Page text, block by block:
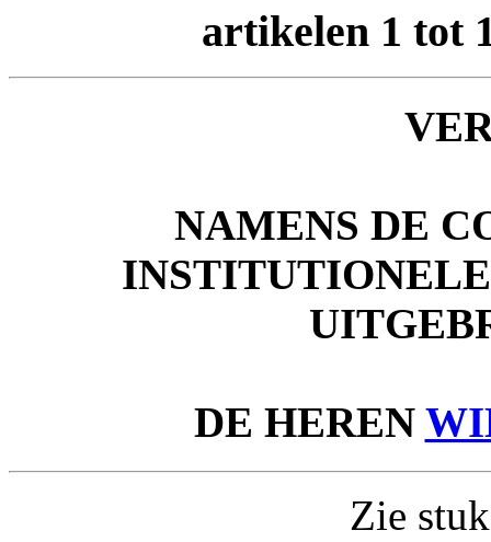
artikelen 1 tot
NAMENS DE
DE HEREN
Zie